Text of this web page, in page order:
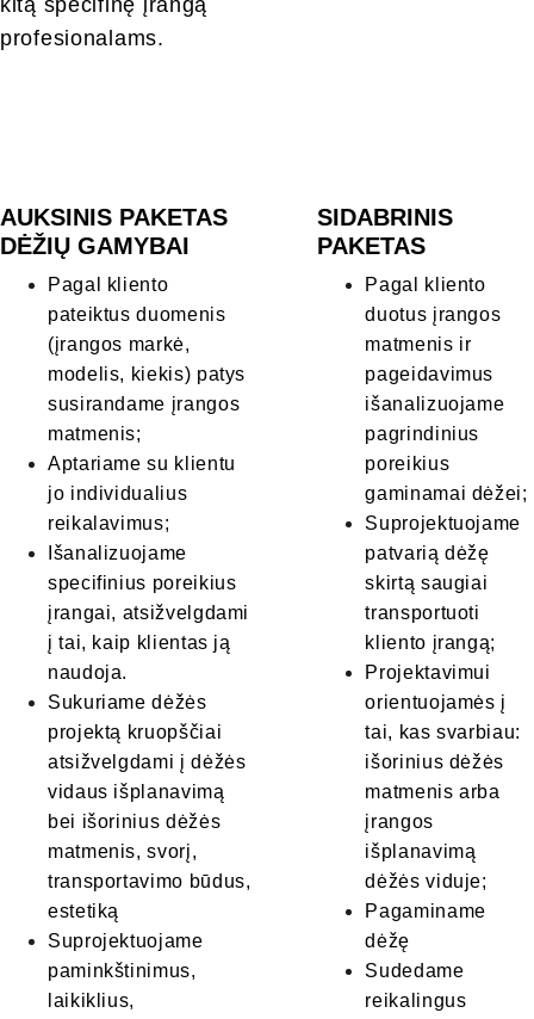
kitą specifinę įrangą
profesionalams.
AUKSINIS PAKETAS
DĖŽIŲ GAMYBAI
Pagal kliento
pateiktus duomenis
(įrangos markė,
modelis, kiekis) patys
susirandame įrangos
matmenis;
Aptariame su klientu
jo individualius
reikalavimus;
Išanalizuojame
specifinius poreikius
įrangai, atsižvelgdami
į tai, kaip klientas ją
naudoja.
Sukuriame dėžės
projektą kruopščiai
atsižvelgdami į dėžės
vidaus išplanavimą
bei išorinius dėžės
matmenis, svorį,
transportavimo būdus,
estetiką
Suprojektuojame
paminkštinimus,
laikiklius,
SIDABRINIS
PAKETAS
Pagal kliento
duotus įrangos
matmenis ir
pageidavimus
išanalizuojame
pagrindinius
poreikius
gaminamai dėžei;
Suprojektuojame
patvarią dėžę
skirtą saugiai
transportuoti
kliento įrangą;
Projektavimui
orientuojamės į
tai, kas svarbiau:
išorinius dėžės
matmenis arba
įrangos
išplanavimą
dėžės viduje;
Pagaminame
dėžę
Sudedame
reikalingus